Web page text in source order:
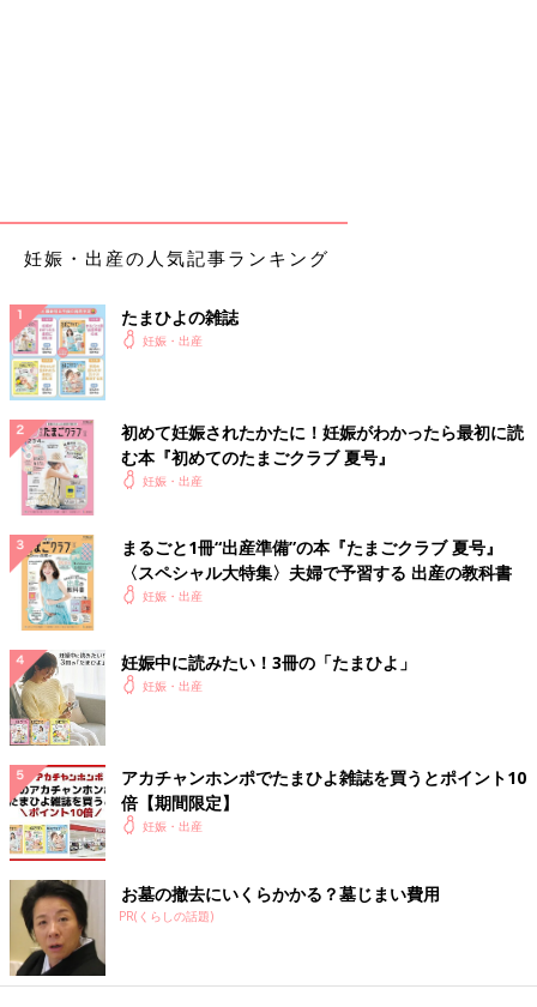
妊娠・出産の人気記事ランキング
たまひよの雑誌
妊娠・出産
初めて妊娠されたかたに！妊娠がわかったら最初に読
む本『初めてのたまごクラブ 夏号』
妊娠・出産
まるごと1冊“出産準備”の本『たまごクラブ 夏号』
〈スペシャル大特集〉夫婦で予習する 出産の教科書
妊娠・出産
妊娠中に読みたい！3冊の「たまひよ」
妊娠・出産
アカチャンホンポでたまひよ雑誌を買うとポイント10
倍【期間限定】
妊娠・出産
お墓の撤去にいくらかかる？墓じまい費用
PR(くらしの話題)